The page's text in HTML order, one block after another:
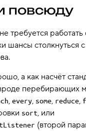
повсюду
требуется
шансы столкнуться
а как насчёт
перебирающих
, every, some, reduce,
sort, или
(второй